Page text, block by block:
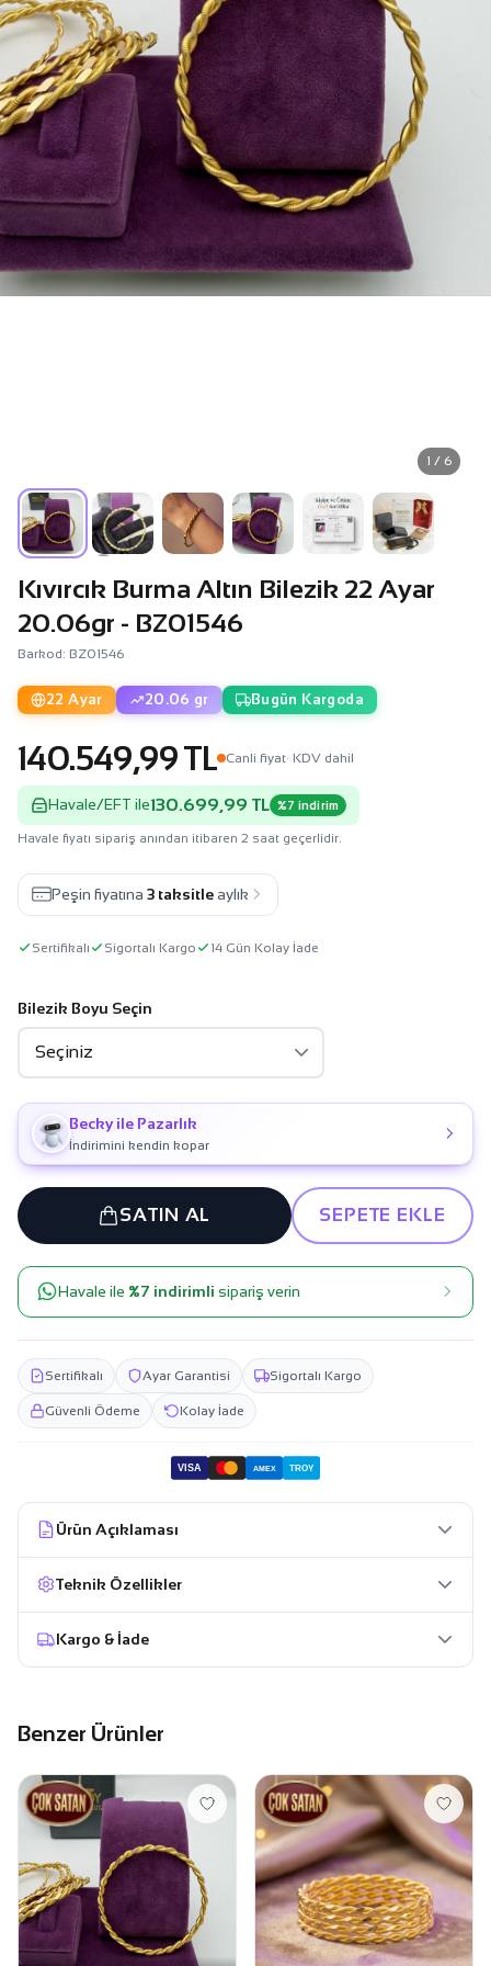
1 / 6
Kıvırcık Burma Altın Bilezik 22 Ayar
20.06gr - BZ01546
Barkod: BZ01546
22 Ayar 20.06 gr Bugün Kargoda
140.549,99 TL Canli fiyat· KDV dahil
Havale/EFT ile130.699,99 TL %7 indirim
Havale fiyatı sipariş anından itibaren 2 saat geçerlidir.
Peşin fiyatına 3 taksitle aylık
Sertifikalı Sigortalı Kargo 14 Gün Kolay İade
Bilezik Boyu Seçin
Becky ile Pazarlık
İndirimini kendin kopar
SATIN AL SEPETE EKLE
Havale ile %7 indirimli sipariş verin
Sertifikalı Ayar Garantisi Sigortalı Kargo
Güvenli Ödeme Kolay İade
VISA AMEX TROY
Ürün Açıklaması
Teknik Özellikler
Kargo & İade
Benzer Ürünler